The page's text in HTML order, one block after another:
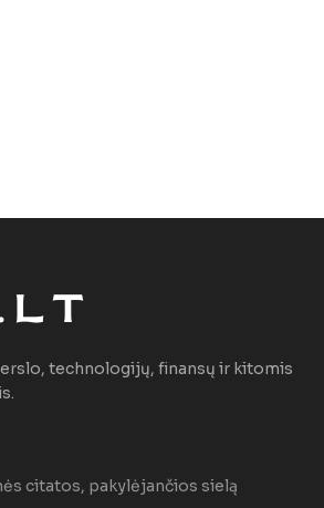
technologijų, finansų ir kitomis
citatos, pakylėjančios sielą